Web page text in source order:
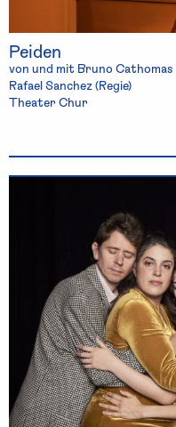
Peiden
von und mit Bruno Cathomas
Rafael Sanchez (Regie)
Theater Chur